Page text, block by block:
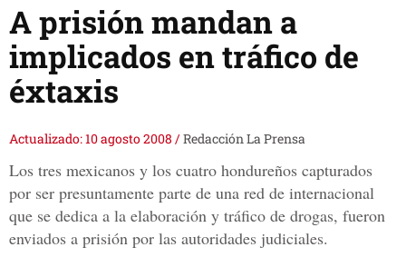
A prisión mandan a
implicados en tráfico de
éxtaxis
Actualizado: 10 agosto 2008 /Redacción La Prensa
Los tres mexicanos y los cuatro hondureños capturados
por ser presuntamente parte de una red de internacional
que se dedica a la elaboración y tráfico de drogas, fueron
enviados a prisión por las autoridades judiciales.